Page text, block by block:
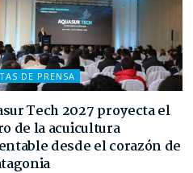
DE PRENSA
Tech 2027 proyecta el
de la acuicultura
desde el corazón de